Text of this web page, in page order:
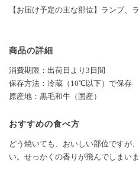
【お届け予定の主な部位】ランプ、
商品の詳細
消費期限：出荷日より3日間
保存方法：冷蔵（10℃以下）で保存
原産地：黒毛和牛（国産）
おすすめの食べ方
どう焼いても、おいしい部位ですが
い。せっかくの香りが飛んでしまいま